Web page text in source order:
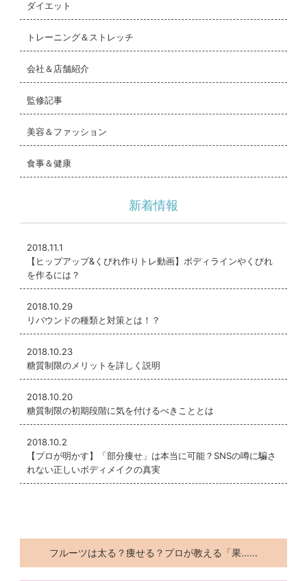
ダイエット
トレーニング＆ストレッチ
会社＆店舗紹介
監修記事
美容＆ファッション
食事＆健康
新着情報
2018.11.1
【ヒップアップ&くびれ作りトレ動画】ボディラインやくびれ
を作るには？
2018.10.29
リバウンドの種類と対策とは！？
2018.10.23
糖質制限のメリットを詳しく説明
2018.10.20
糖質制限の初期段階に気を付けるべきこととは
2018.10.2
【プロが明かす】「部分痩せ」は本当に可能？SNSの噂に騙さ
れない正しいボディメイクの真実
フルーツは太る？痩せる？プロが教える「果......